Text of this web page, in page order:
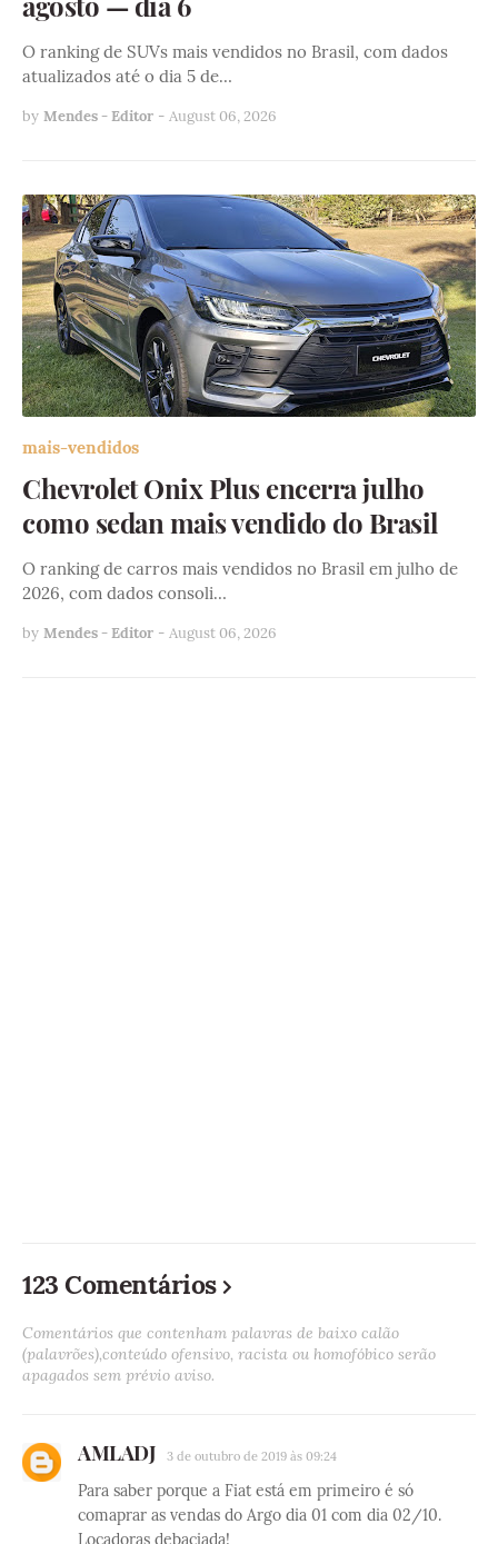
O ranking de SUVs mais vendidos no Brasil, com dados
atualizados até o dia 5 de…
by Mendes - Editor - August 06, 2026
mais-vendidos
Chevrolet Onix Plus encerra julho
como sedan mais vendido do Brasil
O ranking de carros mais vendidos no Brasil em julho de
2026, com dados consoli…
by Mendes - Editor - August 06, 2026
123 Comentários
Comentários que contenham palavras de baixo calão
(palavrões),conteúdo ofensivo, racista ou homofóbico serão
apagados sem prévio aviso.
AMLADJ 3 de outubro de 2019 às 09:24
Para saber porque a Fiat está em primeiro é só
comaprar as vendas do Argo dia 01 com dia 02/10.
Locadoras debaciada!